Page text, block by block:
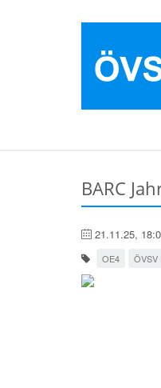
BARC
21.11.25,
OE4 ÖVSV